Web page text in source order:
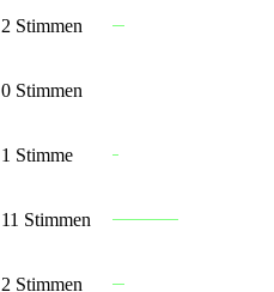
2 Stimmen
0 Stimmen
1 Stimme
11 Stimmen
2 Stimmen